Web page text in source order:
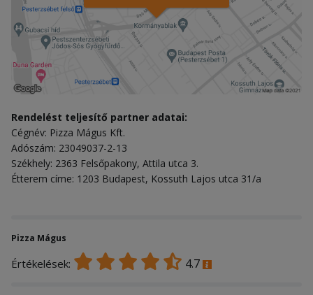
Rendelést teljesítő partner adatai:
Cégnév: Pizza Mágus Kft.
Adószám: 23049037-2-13
Székhely: 2363 Felsőpakony, Attila utca 3.
Étterem címe: 1203 Budapest, Kossuth Lajos utca 31/a
Pizza Mágus
Értékelések: 4.7